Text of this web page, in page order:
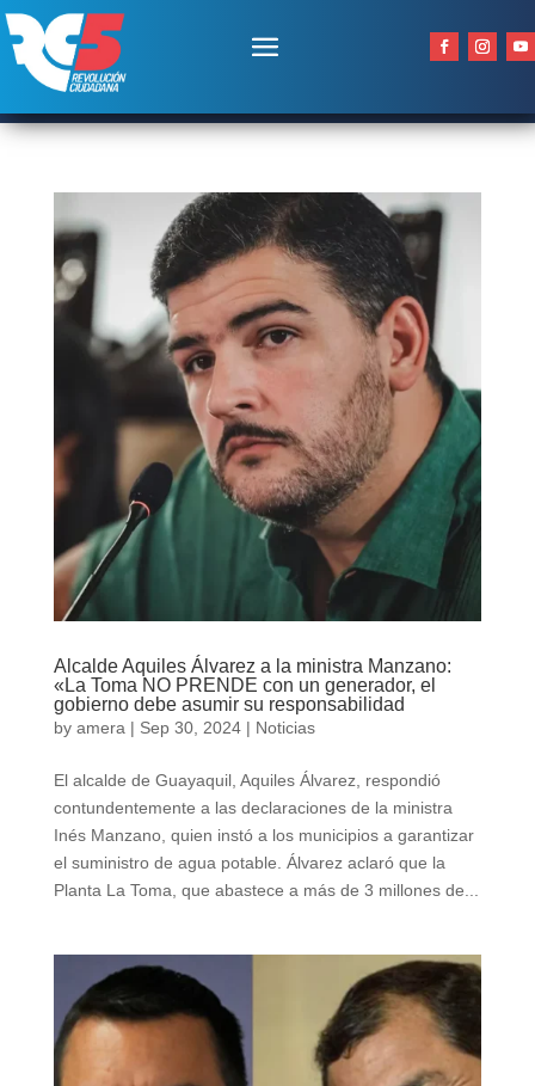
Alcalde Aquiles Álvarez a la ministra Manzano:
«La Toma NO PRENDE con un generador, el
gobierno debe asumir su responsabilidad
by amera | Sep 30, 2024| Noticias
El alcalde de Guayaquil, Aquiles Álvarez, respondió
contundentemente a las declaraciones de la ministra
Inés Manzano, quien instó a los municipios a garantizar
el suministro de agua potable. Álvarez aclaró que la
Planta La Toma, que abastece a más de 3 millones de...